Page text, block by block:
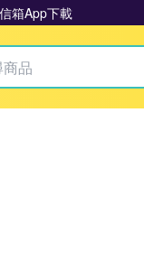
信箱App下載
賣